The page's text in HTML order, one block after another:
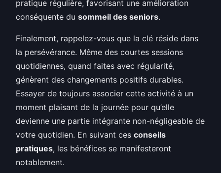
pratique régulière, favorisant une amélioration
conséquente du sommeil des seniors.
Finalement, rappelez-vous que la clé réside dans
la persévérance. Même des courtes sessions
quotidiennes, quand faites avec régularité,
génèrent des changements positifs durables.
Essayer de toujours associer cette activité à un
moment plaisant de la journée pour qu’elle
devienne une partie intégrante non-négligeable de
votre quotidien. En suivant ces conseils
pratiques, les bénéfices se manifesteront
notablement.